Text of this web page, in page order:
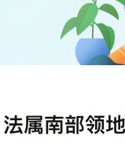
法属南部领